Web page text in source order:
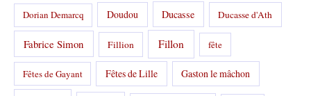
Dorian Demarcq Doudou Ducasse Ducasse d'Ath
Fabrice Simon Fillion Fillon fête
Fêtes de Gayant Fêtes de Lille Gaston le mâchon